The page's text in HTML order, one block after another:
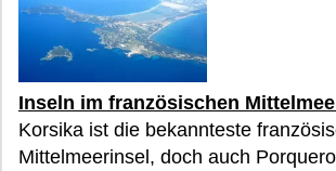
Inseln im französischen
Korsika ist die bekannteste
Mittelmeerinsel, doch auch